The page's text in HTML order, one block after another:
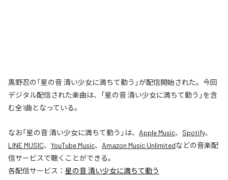
黒野忍の「星の音 清い少女に満ちて動う」が配信開始された。今回
デジタル配信された楽曲は、「星の音 清い少女に満ちて動う」を含
む全1曲となっている。
なお「星の音 清い少女に満ちて動う 」は、 Apple Music、 Spotify、
LINE MUSIC、 YouTube Music、 Amazon Music Unlimitedなどの音楽配
信サービスで聴くことができる。
各配信サービス： 星の音 清い少女に満ちて動う